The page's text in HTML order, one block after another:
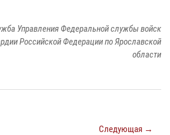
Управления Федеральной службы войск
Российской Федерации по Ярославской
области
Следующая →